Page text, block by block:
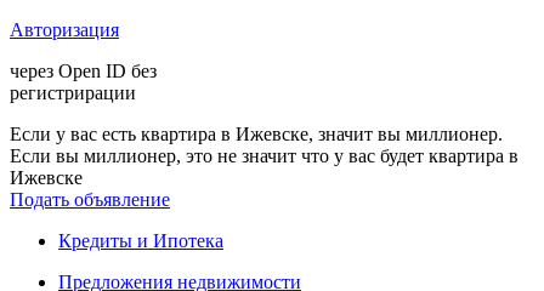
Авторизация
через Open ID без
регистрирации
Если у вас есть квартира в Ижевске, значит вы миллионер.
Если вы миллионер, это не значит что у вас будет квартира в
Ижевске
Подать объявление
Кредиты и Ипотека
Предложения недвижимости